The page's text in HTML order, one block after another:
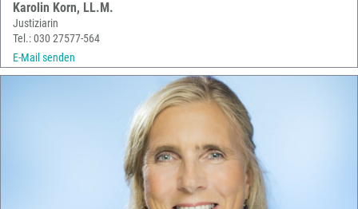
Karolin Korn, LL.M.
Justiziarin
Tel.: 030 27577-564
E-Mail senden